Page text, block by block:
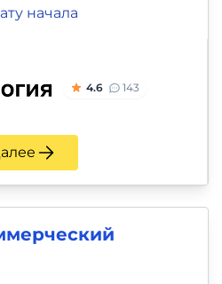
начала
4.6 143